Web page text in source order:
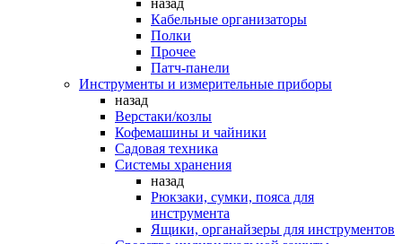
назад
Кабельные организаторы
Полки
Прочее
Патч-панели
Инструменты и измерительные приборы
назад
Верстаки/козлы
Кофемашины и чайники
Садовая техника
Системы хранения
назад
Рюкзаки, сумки, пояса для
инструмента
Ящики, органайзеры для инструментов